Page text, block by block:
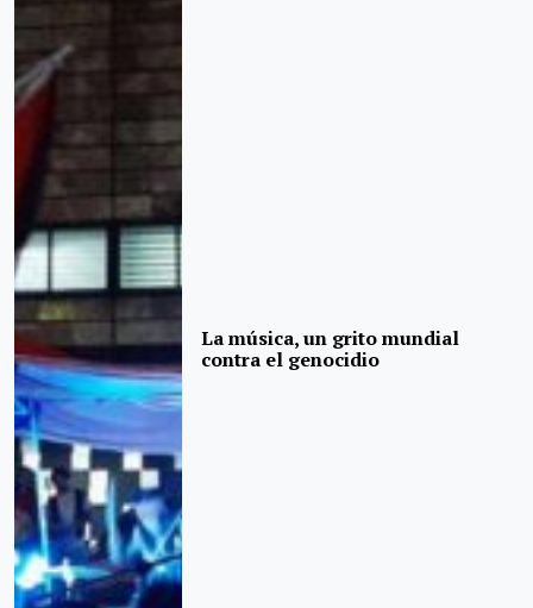
La música, un grito mundial
contra el genocidio